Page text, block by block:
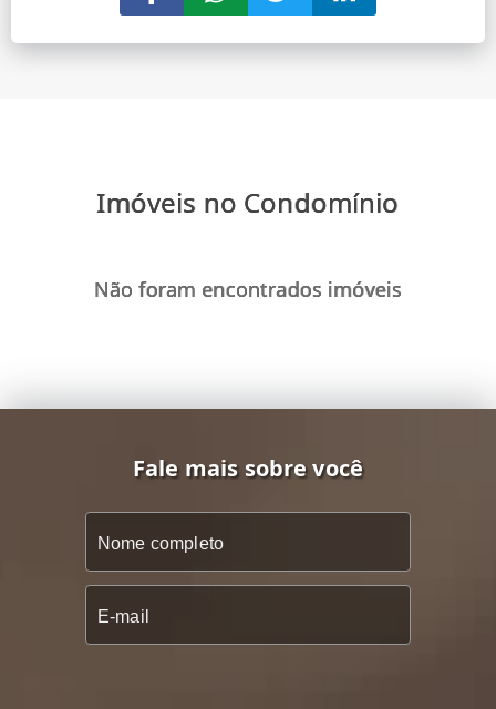
Imóveis no Condomínio
Não foram encontrados imóveis
Fale mais sobre você